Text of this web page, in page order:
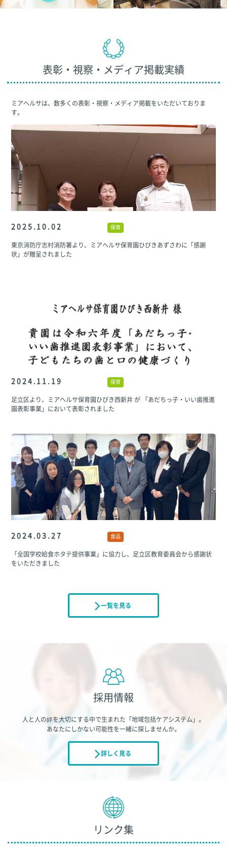
表彰・視察・メディア掲載実績
ミアヘルサは、数多くの表彰・視察・メディア掲載をいただいておりま
す。
2025.10.02 保育
東京消防庁志村消防署より、ミアヘルサ保育園ひびきあずさわに「感謝
状」が贈呈されました
2024.11.19 保育
足立区より、ミアヘルサ保育園ひびき西新井 が 「あだちっ子・いい歯推進
園表彰事業」において表彰されました
2024.03.27 食品
「全国学校給食ホタテ提供事業」に協力し、足立区教育委員会から感謝状
をいただきました
一覧を見る
採用情報
人と人の絆を大切にする中で生まれた「地域包括ケアシステム」。
あなたにしかない可能性を一緒に探しませんか。
詳しく見る
リンク集